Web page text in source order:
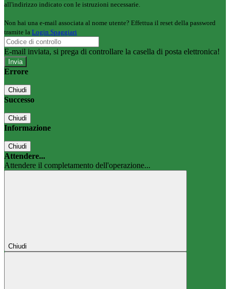
all'indirizzo indicato con le istruzioni necessarie.
Non hai una e-mail associata al nome utente? Effettua il reset della password
tramite la Login Spaggiari
E-mail inviata, si prega di controllare la casella di posta elettronica!
Errore
Chiudi
Successo
Chiudi
Informazione
Chiudi
Attendere...
Attendere il completamento dell'operazione...
Chiudi